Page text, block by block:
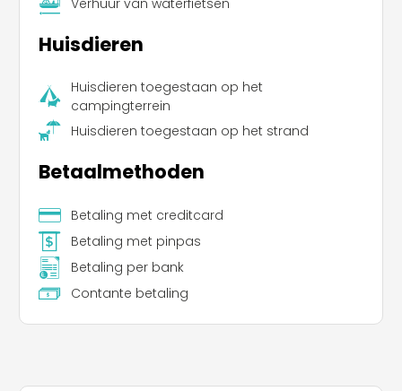
Verhuur van waterfietsen
Huisdieren
Huisdieren toegestaan op het
campingterrein
Huisdieren toegestaan op het strand
Betaalmethoden
Betaling met creditcard
Betaling met pinpas
Betaling per bank
Contante betaling